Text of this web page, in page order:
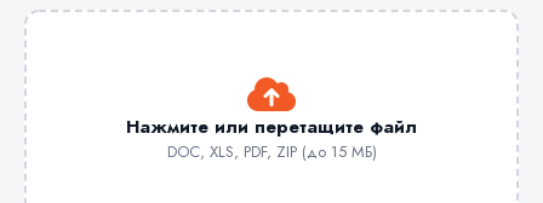
Нажмите или перетащите файл
DOC, XLS, PDF, ZIP (до 15 МБ)